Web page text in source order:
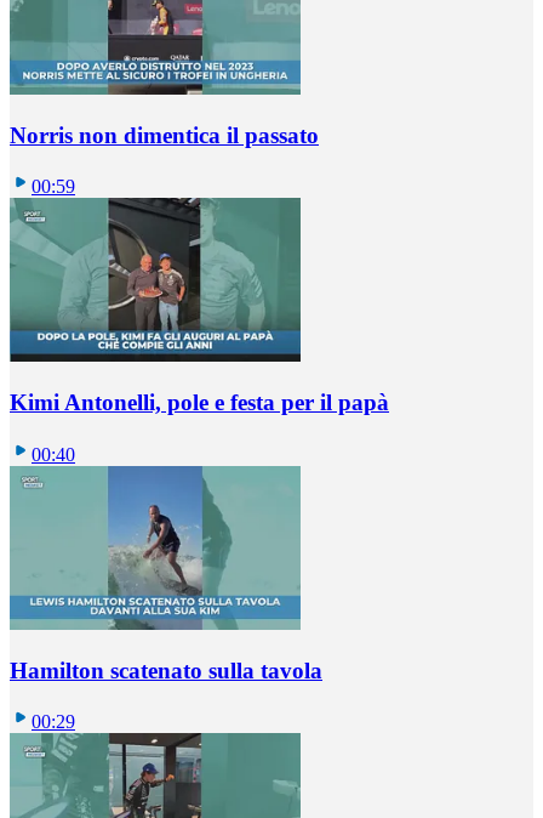
Norris non dimentica il passato
00:59
Kimi Antonelli, pole e festa per il papà
00:40
Hamilton scatenato sulla tavola
00:29